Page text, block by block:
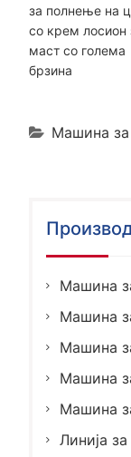
за полнење на
со крем лосион
маст со голема
брзина
Машина
Машина
Машина
Машина
Машина
Машина
Линија